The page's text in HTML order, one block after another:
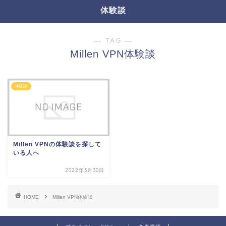
体験談
― TAG ―
Millen VPN体験談
体験談
Millen VPNの体験談を探して
いる人へ
2022年3月30日
HOME Millen VPN体験談